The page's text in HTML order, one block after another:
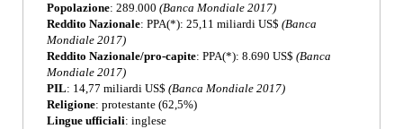
Popolazione: 289.000 (Banca Mondiale 2017)
Reddito Nazionale: PPA(*): 25,11 miliardi US$ (Banca
Mondiale 2017)
Reddito Nazionale/pro-capite: PPA(*): 8.690 US$ (Banca
Mondiale 2017)
PIL: 14,77 miliardi US$ (Banca Mondiale 2017)
Religione: protestante (62,5%)
Lingue ufficiali: inglese